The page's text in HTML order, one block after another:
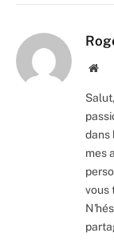
dans
mes
vous